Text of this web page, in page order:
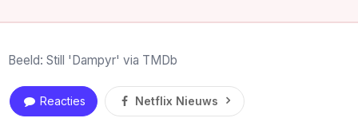
Beeld: Still 'Dampyr' via TMDb
Reacties Netflix Nieuws